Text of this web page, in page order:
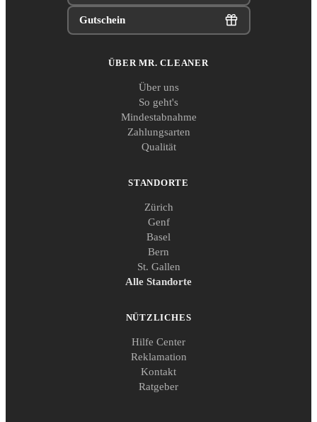
Gutschein
ÜBER MR. CLEANER
Über uns
So geht's
Mindestabnahme
Zahlungsarten
Qualität
STANDORTE
Zürich
Genf
Basel
Bern
St. Gallen
Alle Standorte
NÜTZLICHES
Hilfe Center
Reklamation
Kontakt
Ratgeber